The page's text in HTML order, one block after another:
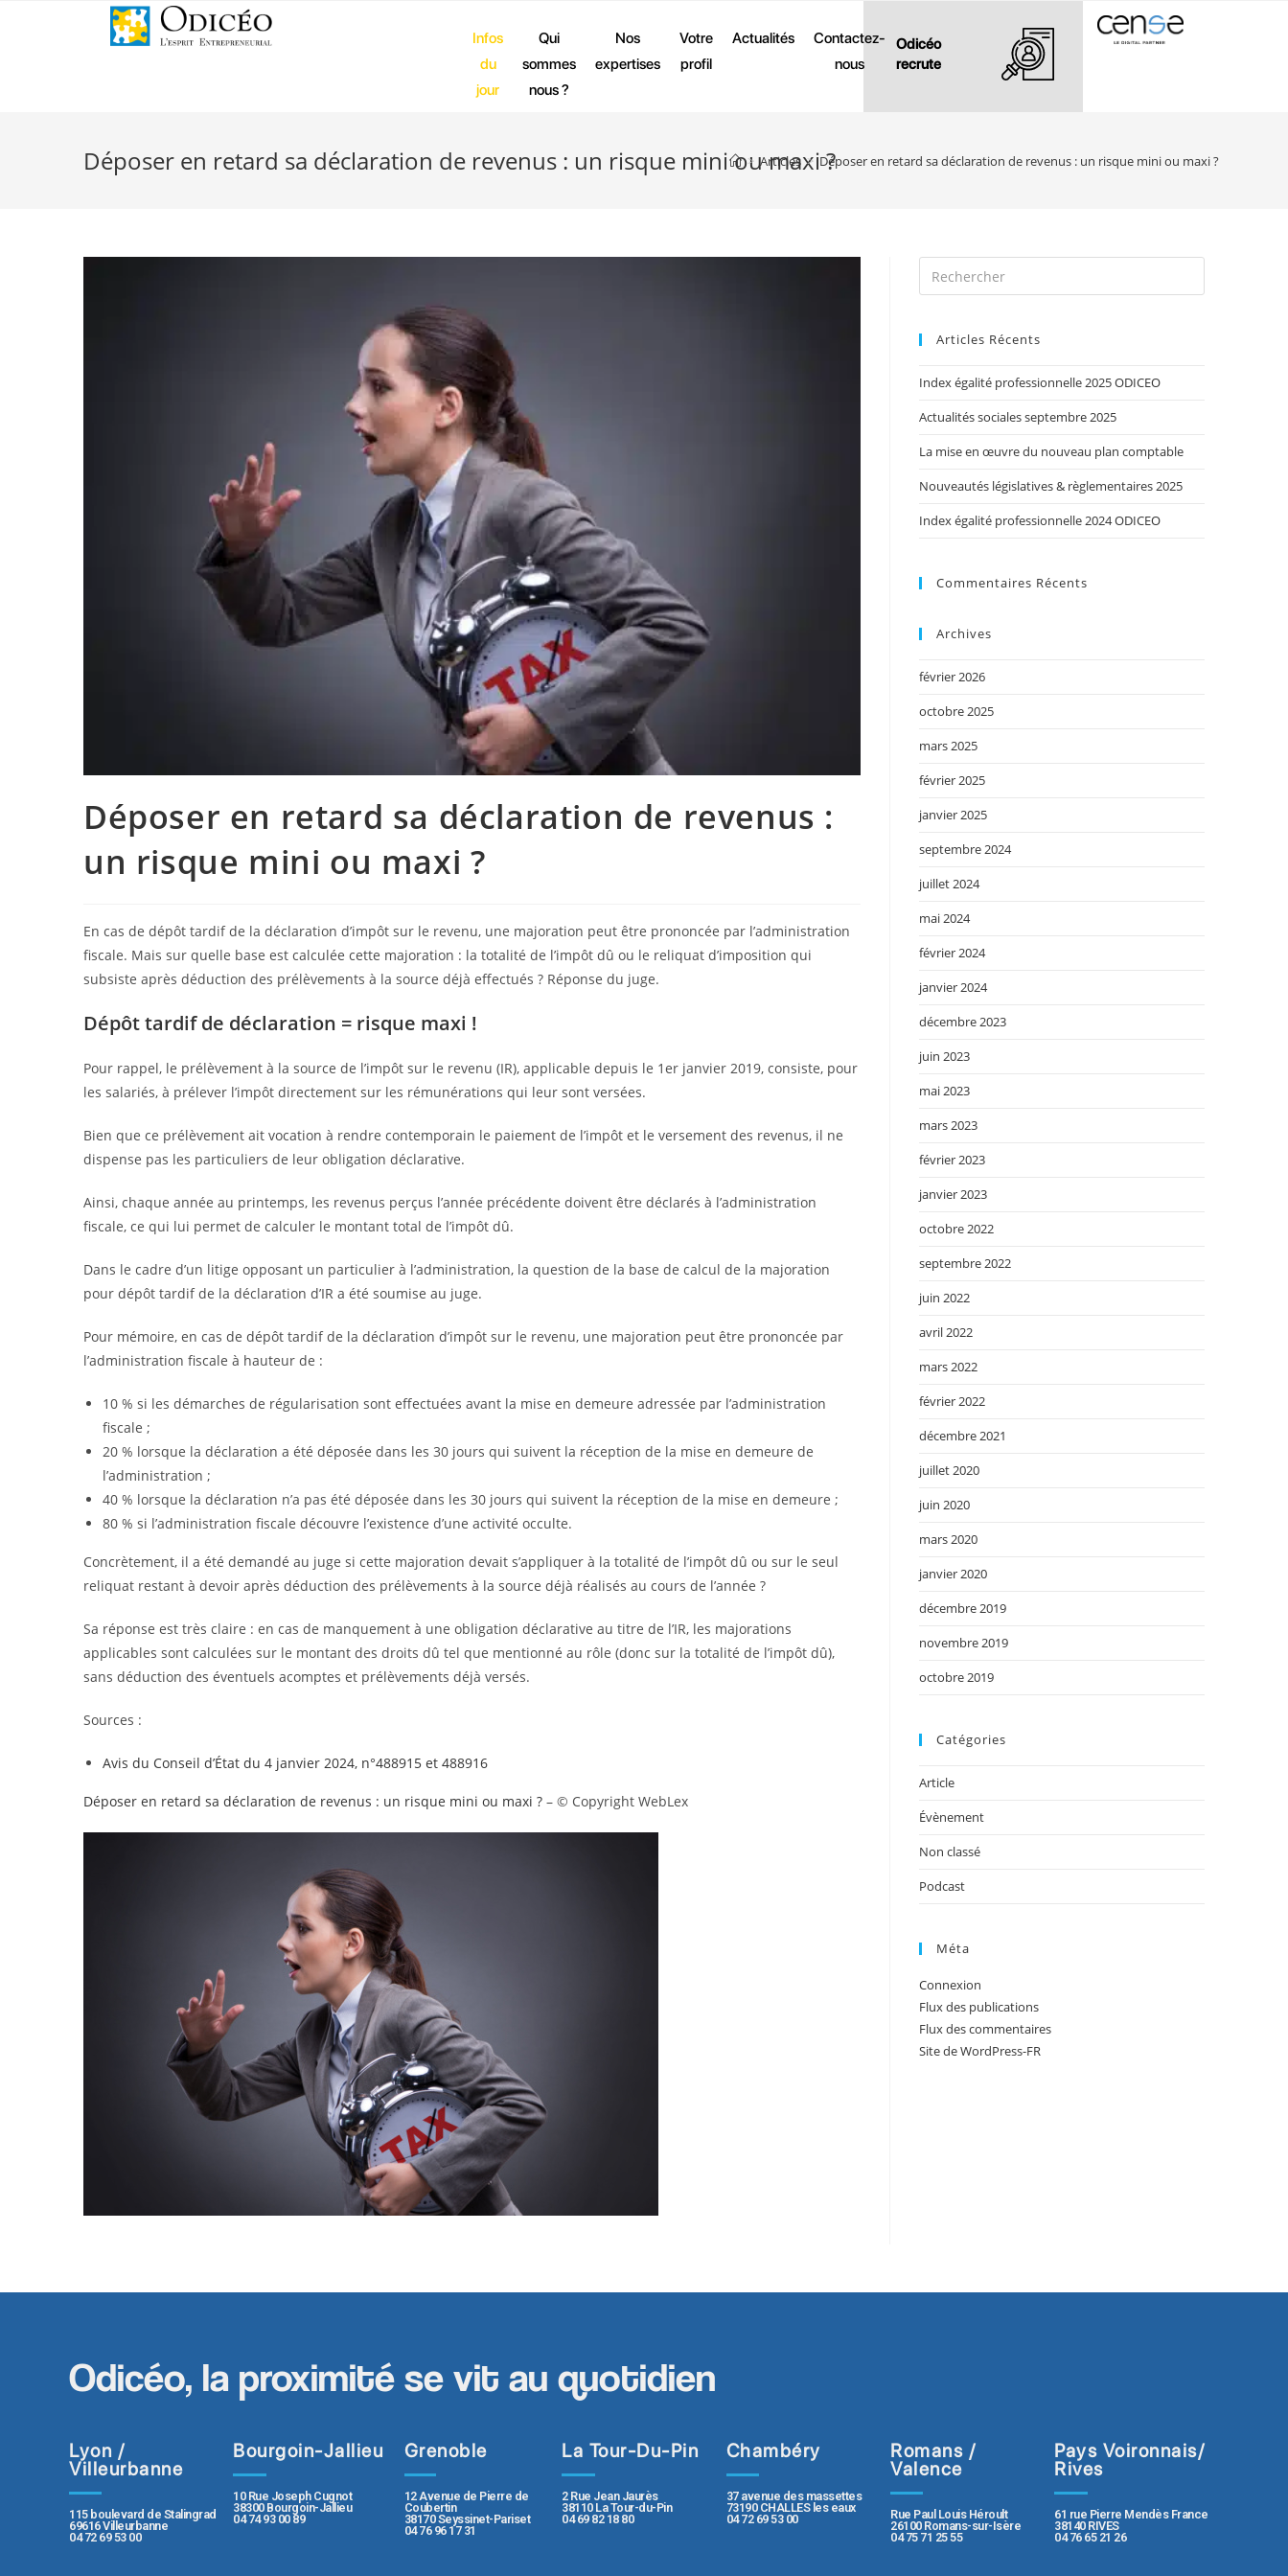
Odicéo
recrute
Infos
du
jour
Qui
sommes
nous ?
Nos
expertises
Votre
profil
Actualités
Contactez-
nous
Déposer en retard sa déclaration de revenus : un risque mini ou maxi ?
> Articles > Déposer en retard sa déclaration de revenus : un risque mini ou maxi ?
Déposer en retard sa déclaration de revenus :
un risque mini ou maxi ?
En cas de dépôt tardif de la déclaration d’impôt sur le revenu, une majoration peut être prononcée par l’administration
fiscale. Mais sur quelle base est calculée cette majoration : la totalité de l’impôt dû ou le reliquat d’imposition qui
subsiste après déduction des prélèvements à la source déjà effectués ? Réponse du juge.
Dépôt tardif de déclaration = risque maxi !
Pour rappel, le prélèvement à la source de l’impôt sur le revenu (IR), applicable depuis le 1er janvier 2019, consiste, pour
les salariés, à prélever l’impôt directement sur les rémunérations qui leur sont versées.
Bien que ce prélèvement ait vocation à rendre contemporain le paiement de l’impôt et le versement des revenus, il ne
dispense pas les particuliers de leur obligation déclarative.
Ainsi, chaque année au printemps, les revenus perçus l’année précédente doivent être déclarés à l’administration
fiscale, ce qui lui permet de calculer le montant total de l’impôt dû.
Dans le cadre d’un litige opposant un particulier à l’administration, la question de la base de calcul de la majoration
pour dépôt tardif de la déclaration d’IR a été soumise au juge.
Pour mémoire, en cas de dépôt tardif de la déclaration d’impôt sur le revenu, une majoration peut être prononcée par
l’administration fiscale à hauteur de :
10 % si les démarches de régularisation sont effectuées avant la mise en demeure adressée par l’administration
fiscale ;
20 % lorsque la déclaration a été déposée dans les 30 jours qui suivent la réception de la mise en demeure de
l’administration ;
40 % lorsque la déclaration n’a pas été déposée dans les 30 jours qui suivent la réception de la mise en demeure ;
80 % si l’administration fiscale découvre l’existence d’une activité occulte.
Concrètement, il a été demandé au juge si cette majoration devait s’appliquer à la totalité de l’impôt dû ou sur le seul
reliquat restant à devoir après déduction des prélèvements à la source déjà réalisés au cours de l’année ?
Sa réponse est très claire : en cas de manquement à une obligation déclarative au titre de l’IR, les majorations
applicables sont calculées sur le montant des droits dû tel que mentionné au rôle (donc sur la totalité de l’impôt dû),
sans déduction des éventuels acomptes et prélèvements déjà versés.
Sources :
Avis du Conseil d’État du 4 janvier 2024, n°488915 et 488916
Déposer en retard sa déclaration de revenus : un risque mini ou maxi ? – © Copyright WebLex
Articles Récents
Index égalité professionnelle 2025 ODICEO
Actualités sociales septembre 2025
La mise en œuvre du nouveau plan comptable
Nouveautés législatives & règlementaires 2025
Index égalité professionnelle 2024 ODICEO
Commentaires Récents
Archives
février 2026
octobre 2025
mars 2025
février 2025
janvier 2025
septembre 2024
juillet 2024
mai 2024
février 2024
janvier 2024
décembre 2023
juin 2023
mai 2023
mars 2023
février 2023
janvier 2023
octobre 2022
septembre 2022
juin 2022
avril 2022
mars 2022
février 2022
décembre 2021
juillet 2020
juin 2020
mars 2020
janvier 2020
décembre 2019
novembre 2019
octobre 2019
Catégories
Article
Évènement
Non classé
Podcast
Méta
Connexion
Flux des publications
Flux des commentaires
Site de WordPress-FR
Odicéo, la proximité se vit au quotidien
Lyon /
Villeurbanne
115 boulevard de Stalingrad
69616 Villeurbanne
04 72 69 53 00
Bourgoin-Jallieu
10 Rue Joseph Cugnot
38300 Bourgoin-Jallieu
04 74 93 00 89
Grenoble
12 Avenue de Pierre de
Coubertin
38170 Seyssinet-Pariset
04 76 96 17 31
La Tour-Du-Pin
2 Rue Jean Jaurès
38110 La Tour-du-Pin
04 69 82 18 80
Chambéry
37 avenue des massettes
73190 CHALLES les eaux
04 72 69 53 00
Romans /
Valence
Rue Paul Louis Héroult
26100 Romans-sur-Isère
04 75 71 25 55
Pays Voironnais/
Rives
61 rue Pierre Mendès France
38140 RIVES
04 76 65 21 26